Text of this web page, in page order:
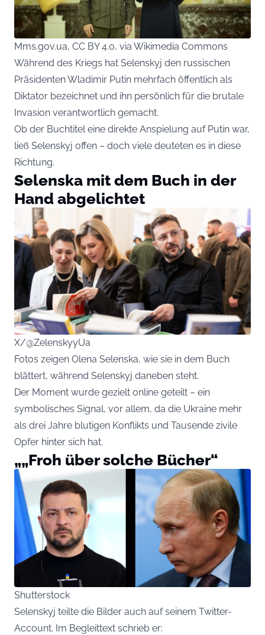
Mms.gov.ua, CC BY 4.0, via Wikimedia Commons
Während des Kriegs hat Selenskyj den russischen
Präsidenten Wladimir Putin mehrfach öffentlich als
Diktator bezeichnet und ihn persönlich für die brutale
Invasion verantwortlich gemacht.
Ob der Buchtitel eine direkte Anspielung auf Putin war,
ließ Selenskyj offen – doch viele deuteten es in diese
Richtung.
Selenska mit dem Buch in der
Hand abgelichtet
X/@ZelenskyyUa
Fotos zeigen Olena Selenska, wie sie in dem Buch
blättert, während Selenskyj daneben steht.
Der Moment wurde gezielt online geteilt – ein
symbolisches Signal, vor allem, da die Ukraine mehr
als drei Jahre blutigen Konflikts und Tausende zivile
Opfer hinter sich hat.
„„Froh über solche Bücher“
Shutterstock
Selenskyj teilte die Bilder auch auf seinem Twitter-
Account. Im Begleittext schrieb er: